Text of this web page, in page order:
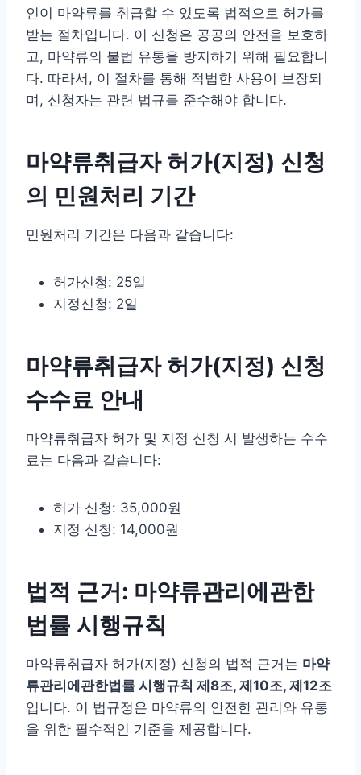
인이 마약류를 취급할 수 있도록 법적으로 허가를
받는 절차입니다. 이 신청은 공공의 안전을 보호하
고, 마약류의 불법 유통을 방지하기 위해 필요합니
다. 따라서, 이 절차를 통해 적법한 사용이 보장되
며, 신청자는 관련 법규를 준수해야 합니다.
마약류취급자 허가(지정) 신청
의 민원처리 기간
민원처리 기간은 다음과 같습니다:
허가신청: 25일
지정신청: 2일
마약류취급자 허가(지정) 신청
수수료 안내
마약류취급자 허가 및 지정 신청 시 발생하는 수수
료는 다음과 같습니다:
허가 신청: 35,000원
지정 신청: 14,000원
법적 근거: 마약류관리에관한
법률 시행규칙
마약류취급자 허가(지정) 신청의 법적 근거는 마약
류관리에관한법률 시행규칙 제8조, 제10조, 제12조
입니다. 이 법규정은 마약류의 안전한 관리와 유통
을 위한 필수적인 기준을 제공합니다.